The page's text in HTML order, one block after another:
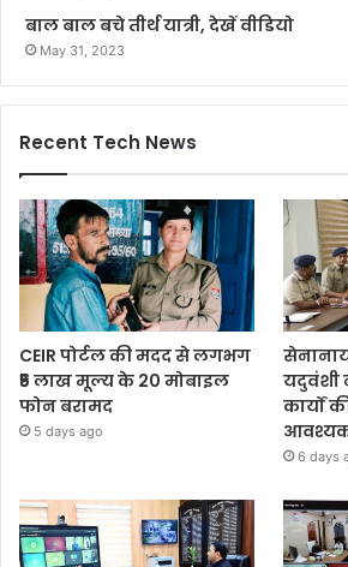
बाल बाल बचे तीर्थ यात्री, देखें वीडियो
May 31, 2023
Recent Tech News
CEIR पोर्टल की मदद से लगभग
₹5 लाख मूल्य के 20 मोबाइल
फोन बरामद
5 days ago
कार्यों
आवश्यक
6 days